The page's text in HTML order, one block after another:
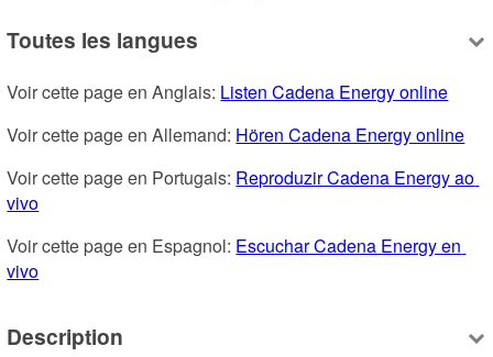
Toutes les langues
Voir cette page en Anglais: Listen Cadena Energy online
Voir cette page en Allemand: Hören Cadena Energy online
Voir cette page en Portugais: Reproduzir Cadena Energy ao
vivo
Voir cette page en Espagnol: Escuchar Cadena Energy en
vivo
Description